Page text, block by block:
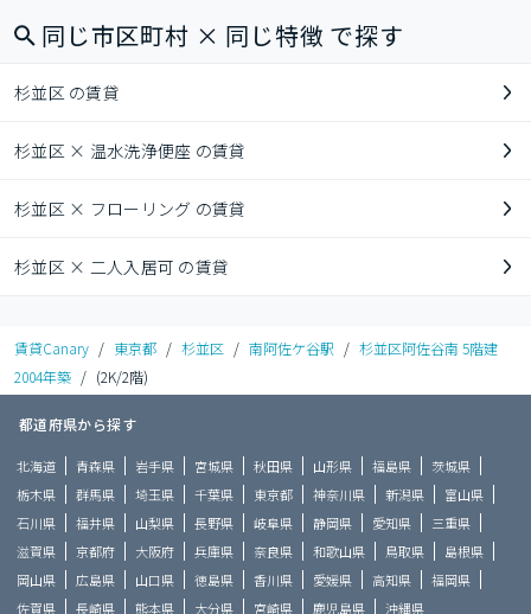
同じ市区町村 × 同じ特徴 で探す
杉並区 の賃貸
杉並区 × 温水洗浄便座 の賃貸
杉並区 × フローリング の賃貸
杉並区 × 二人入居可 の賃貸
賃貸Canary / 東京都 / 杉並区 / 南阿佐ケ谷駅 / 杉並区阿佐谷南 5階建
2004年築 / (2K/2階)
都道府県から探す
北海道 青森県 岩手県 宮城県 秋田県 山形県 福島県
茨城県
栃木県
群馬県 埼玉県 千葉県 東京都 神奈川県 新潟県
富山県
石川県
福井県 山梨県 長野県 岐阜県 静岡県 愛知県
三重県
滋賀県
京都府 大阪府 兵庫県 奈良県 和歌山県 鳥取県
島根県
岡山県
広島県 山口県 徳島県 香川県 愛媛県 高知県
福岡県
佐賀県
長崎県 熊本県 大分県 宮崎県 鹿児島県 沖縄県